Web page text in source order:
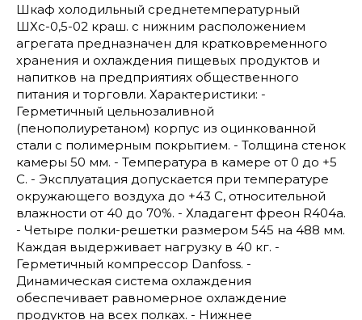
Шкаф холодильный среднетемпературный
ШХс-0,5-02 краш. с нижним расположением
агрегата предназначен для кратковременного
хранения и охлаждения пищевых продуктов и
напитков на предприятиях общественного
питания и торговли. Характеристики: -
Герметичный цельнозаливной
(пенополиуретаном) корпус из оцинкованной
стали с полимерным покрытием. - Толщина стенок
камеры 50 мм. - Температура в камере от 0 до +5
С. - Эксплуатация допускается при температуре
окружающего воздуха до +43 С, относительной
влажности от 40 до 70%. - Хладагент фреон R404а.
- Четыре полки-решетки размером 545 на 488 мм.
Каждая выдерживает нагрузку в 40 кг. -
Герметичный компрессор Danfoss. -
Динамическая система охлаждения
обеспечивает равномерное охлаждение
продуктов на всех полках. - Нижнее